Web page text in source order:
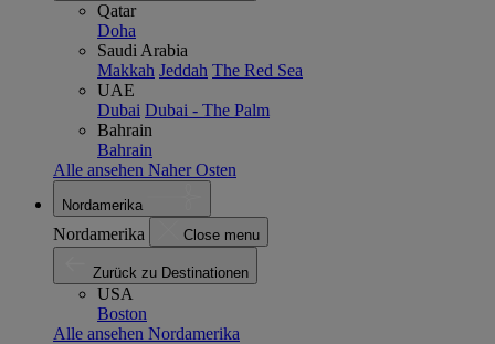
Qatar
Doha
Saudi Arabia
Makkah Jeddah The Red Sea
UAE
Dubai Dubai - The Palm
Bahrain
Bahrain
Alle ansehen Naher Osten
Nordamerika
Nordamerika Close menu
Zurück zu Destinationen
USA
Boston
Alle ansehen Nordamerika